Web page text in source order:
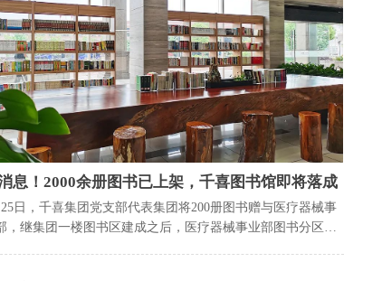
息！2000余册图书已上架，千喜图书馆即将落成
日，千喜集团党支部代表集团将200册图书赠与医疗器械事
，继集团一楼图书区建成之后，医疗器械事业部图书分区正